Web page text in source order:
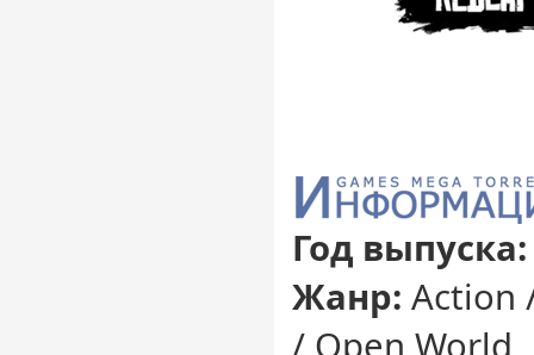
Год выпуска:
Жанр: Action
/ Open World